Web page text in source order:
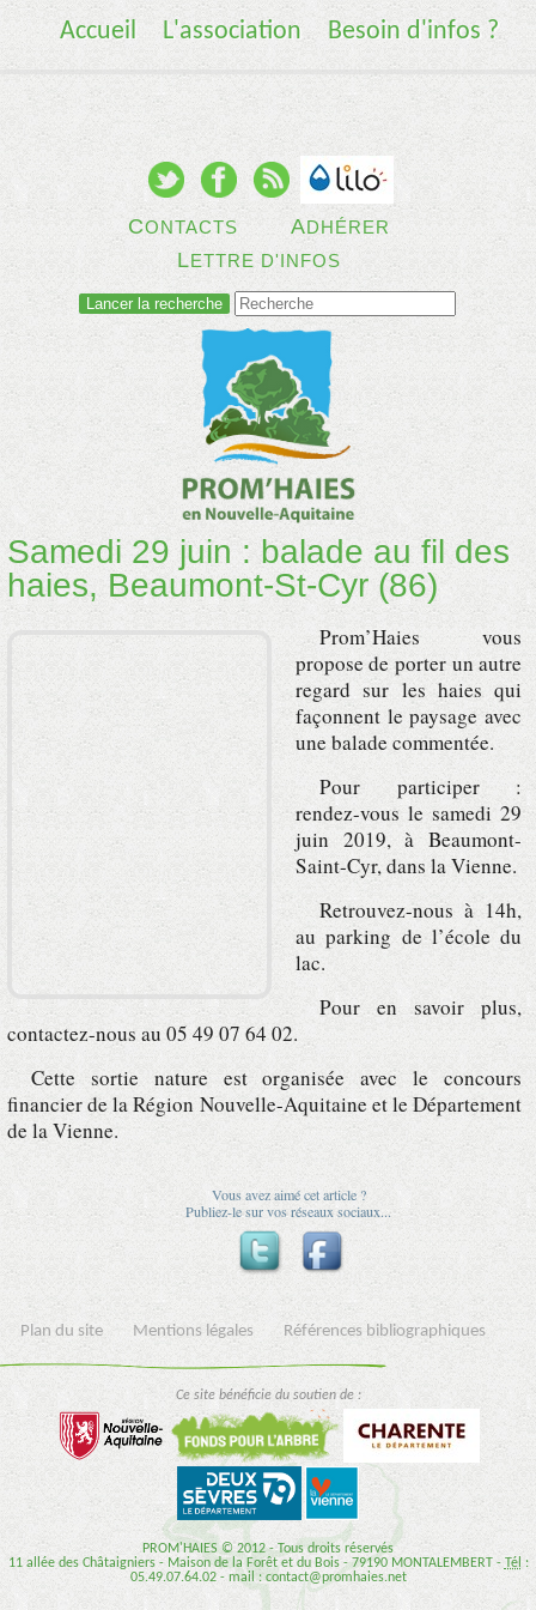
CONTACTS ADHÉRER
LETTRE D'INFOS
Accueil L'association Besoin d'infos ?
Samedi 29 juin : balade au fil des
haies, Beaumont-St-Cyr (86)
Prom’Haies vous
propose de porter un autre
regard sur les haies qui
façonnent le paysage avec
une balade commentée.
Pour participer :
rendez-vous le samedi 29
juin 2019, à Beaumont-
Saint-Cyr, dans la Vienne.
Retrouvez-nous à 14h,
au parking de l’école du
lac.
Pour en savoir plus,
contactez-nous au 05 49 07 64 02.
Cette sortie nature est organisée avec le concours
financier de la Région Nouvelle-Aquitaine et le Département
de la Vienne.
Vous avez aimé cet article ?
Publiez-le sur vos réseaux sociaux...
Plan du site Mentions légales Références bibliographiques
Ce site bénéficie du soutien de :
PROM'HAIES © 2012 - Tous droits réservés
11 allée des Châtaigniers - Maison de la Forêt et du Bois - 79190 MONTALEMBERT - Tél :
05.49.07.64.02 - mail : contact@promhaies.net